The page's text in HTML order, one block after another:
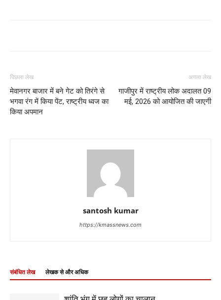
पिछला लेख
मेवानगर बाजार में बने गेट को तिरंगे से
भगवा रंग में किया पेंट, राष्ट्रीय ध्वज का
किया अपमान
अगला लेख
गाजीपुर में राष्ट्रीय लोक अदालत 09
मई, 2026 को आयोजित की जाएगी
santosh kumar
https://kmassnews.com
संबंधित लेख लेखक से और अधिक